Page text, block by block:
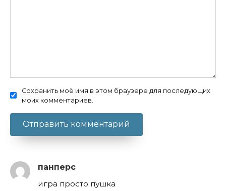
Сохранить моё имя в этом браузере для последующих
моих комментариев.
панперс
игра просто пушка